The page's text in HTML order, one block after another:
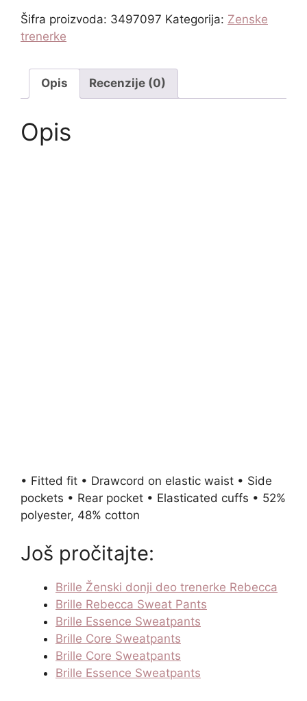
Šifra proizvoda: 3497097 Kategorija: Zenske
trenerke
Opis Recenzije (0)
Opis
• Fitted fit • Drawcord on elastic waist • Side
pockets • Rear pocket • Elasticated cuffs • 52%
polyester, 48% cotton
Još pročitajte:
Brille Ženski donji deo trenerke Rebecca
Brille Rebecca Sweat Pants
Brille Essence Sweatpants
Brille Core Sweatpants
Brille Core Sweatpants
Brille Essence Sweatpants